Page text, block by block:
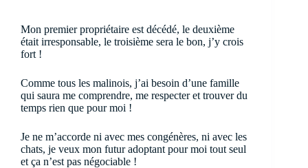
Mon premier propriétaire est décédé, le deuxième
était irresponsable, le troisième sera le bon, j’y crois
fort !
Comme tous les malinois, j’ai besoin d’une famille
qui saura me comprendre, me respecter et trouver du
temps rien que pour moi !
Je ne m’accorde ni avec mes congénères, ni avec les
chats, je veux mon futur adoptant pour moi tout seul
et ça n’est pas négociable !